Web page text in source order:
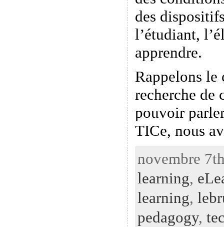
des
l’étudiant,
apprendre.
Rappelons le
recherche de
pouvoir
TICe, nous
novembre
learning,
learning,
pedagogy,